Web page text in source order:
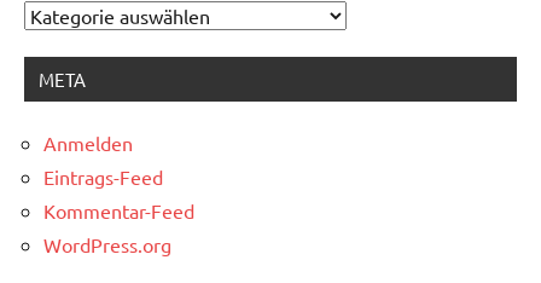
Kategorien
META
Anmelden
Eintrags-Feed
Kommentar-Feed
WordPress.org